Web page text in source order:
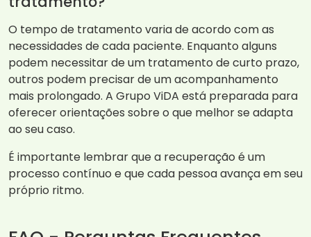
O tempo de tratamento varia de acordo com as
necessidades de cada paciente. Enquanto alguns
podem necessitar de um tratamento de curto prazo,
outros podem precisar de um acompanhamento
mais prolongado. A Grupo ViDA está preparada para
oferecer orientações sobre o que melhor se adapta
ao seu caso.
É importante lembrar que a recuperação é um
processo contínuo e que cada pessoa avança em seu
próprio ritmo.